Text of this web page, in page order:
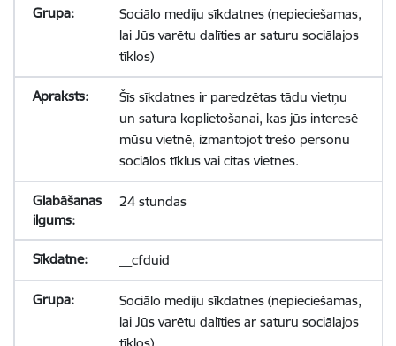
Sociālo mediju sīkdatnes (nepieciešamas,
lai Jūs varētu dalīties ar saturu sociālajos
tīklos)
Šīs sīkdatnes ir paredzētas tādu vietņu
un satura koplietošanai, kas jūs interesē
mūsu vietnē, izmantojot trešo personu
sociālos tīklus vai citas vietnes.
24 stundas
__cfduid
Sociālo mediju sīkdatnes (nepieciešamas,
lai Jūs varētu dalīties ar saturu sociālajos